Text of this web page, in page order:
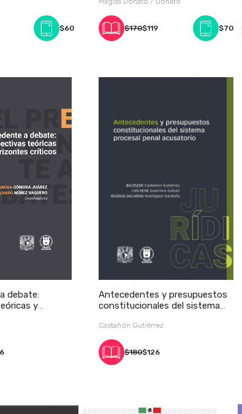
$60 $170$119 $70
debate:
y
Antecedentes y presupuestos
constitucionales del sistema
Castañón Gutiérrez
$180$126